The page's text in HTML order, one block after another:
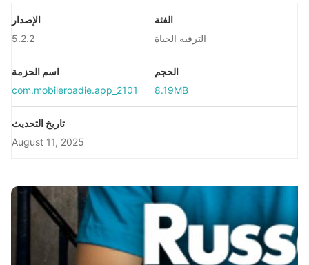
الإصدار
5.2.2
الفئة
الترفيه الحياة
اسم الحزمة
com.mobileroadie.app_2101
الحجم
8.19MB
تاريخ التحديث
August 11, 2025